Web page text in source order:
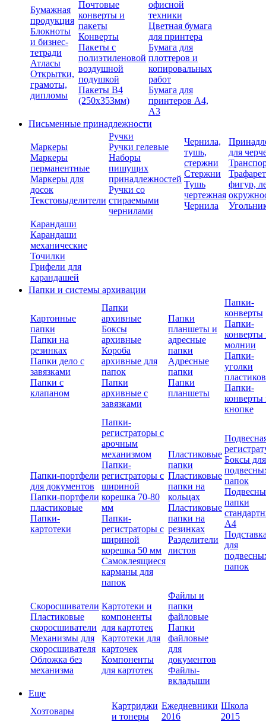
Бумажная
продукция
Блокноты
и бизнес-
тетради
Атласы
Открытки,
грамоты,
дипломы
Почтовые
конверты и
пакеты
Конверты
Пакеты с
полиэтиленовой
воздушной
подушкой
Пакеты В4
(250х353мм)
офисной
техники
Цветная бумага
для принтера
Бумага для
плоттеров и
копировальных
работ
Бумага для
принтеров А4,
А3
Письменные принадлежности
Маркеры
Маркеры
перманентные
Маркеры для
досок
Текстовыделители
Ручки
Ручки гелевые
Наборы
пишущих
принадлежностей
Ручки со
стираемыми
чернилами
Чернила,
тушь,
стержни
Стержни
Тушь
чертежная
Чернила
для
фигур,
Карандаши
Карандаши
механические
Точилки
Грифели для
карандашей
Папки и системы архивации
Картонные
папки
Папки на
резинках
Папки дело с
завязками
Папки с
клапаном
Папки
архивные
Боксы
архивные
Короба
архивные для
папок
Папки
архивные с
завязками
Папки
планшеты и
адресные
папки
Адресные
папки
Папки
планшеты
Папки-
конверты
Папки-
конверты
молнии
Папки-
уголки
Папки-
конверты
кнопке
Папки-портфели
для документов
Папки-портфели
пластиковые
Папки-
картотеки
Папки-
регистраторы с
арочным
механизмом
Папки-
регистраторы с
шириной
корешка 70-80
мм
Папки-
регистраторы с
шириной
корешка 50 мм
Самоклеящиеся
карманы для
папок
Пластиковые
папки
Пластиковые
папки на
кольцах
Пластиковые
папки на
резинках
Разделители
листов
Боксы для
папок
папки
А4
для
папок
Скоросшиватели
Пластиковые
скоросшиватели
Механизмы для
скоросшивателя
Обложка без
механизма
Картотеки и
компоненты
для картотек
Картотеки для
карточек
Компоненты
для картотек
Файлы и
папки
файловые
Папки
файловые
для
документов
Файлы-
вкладыши
Еще
Хозтовары
Картриджи
и тонеры
Ежедневники
2016
Школа
2015